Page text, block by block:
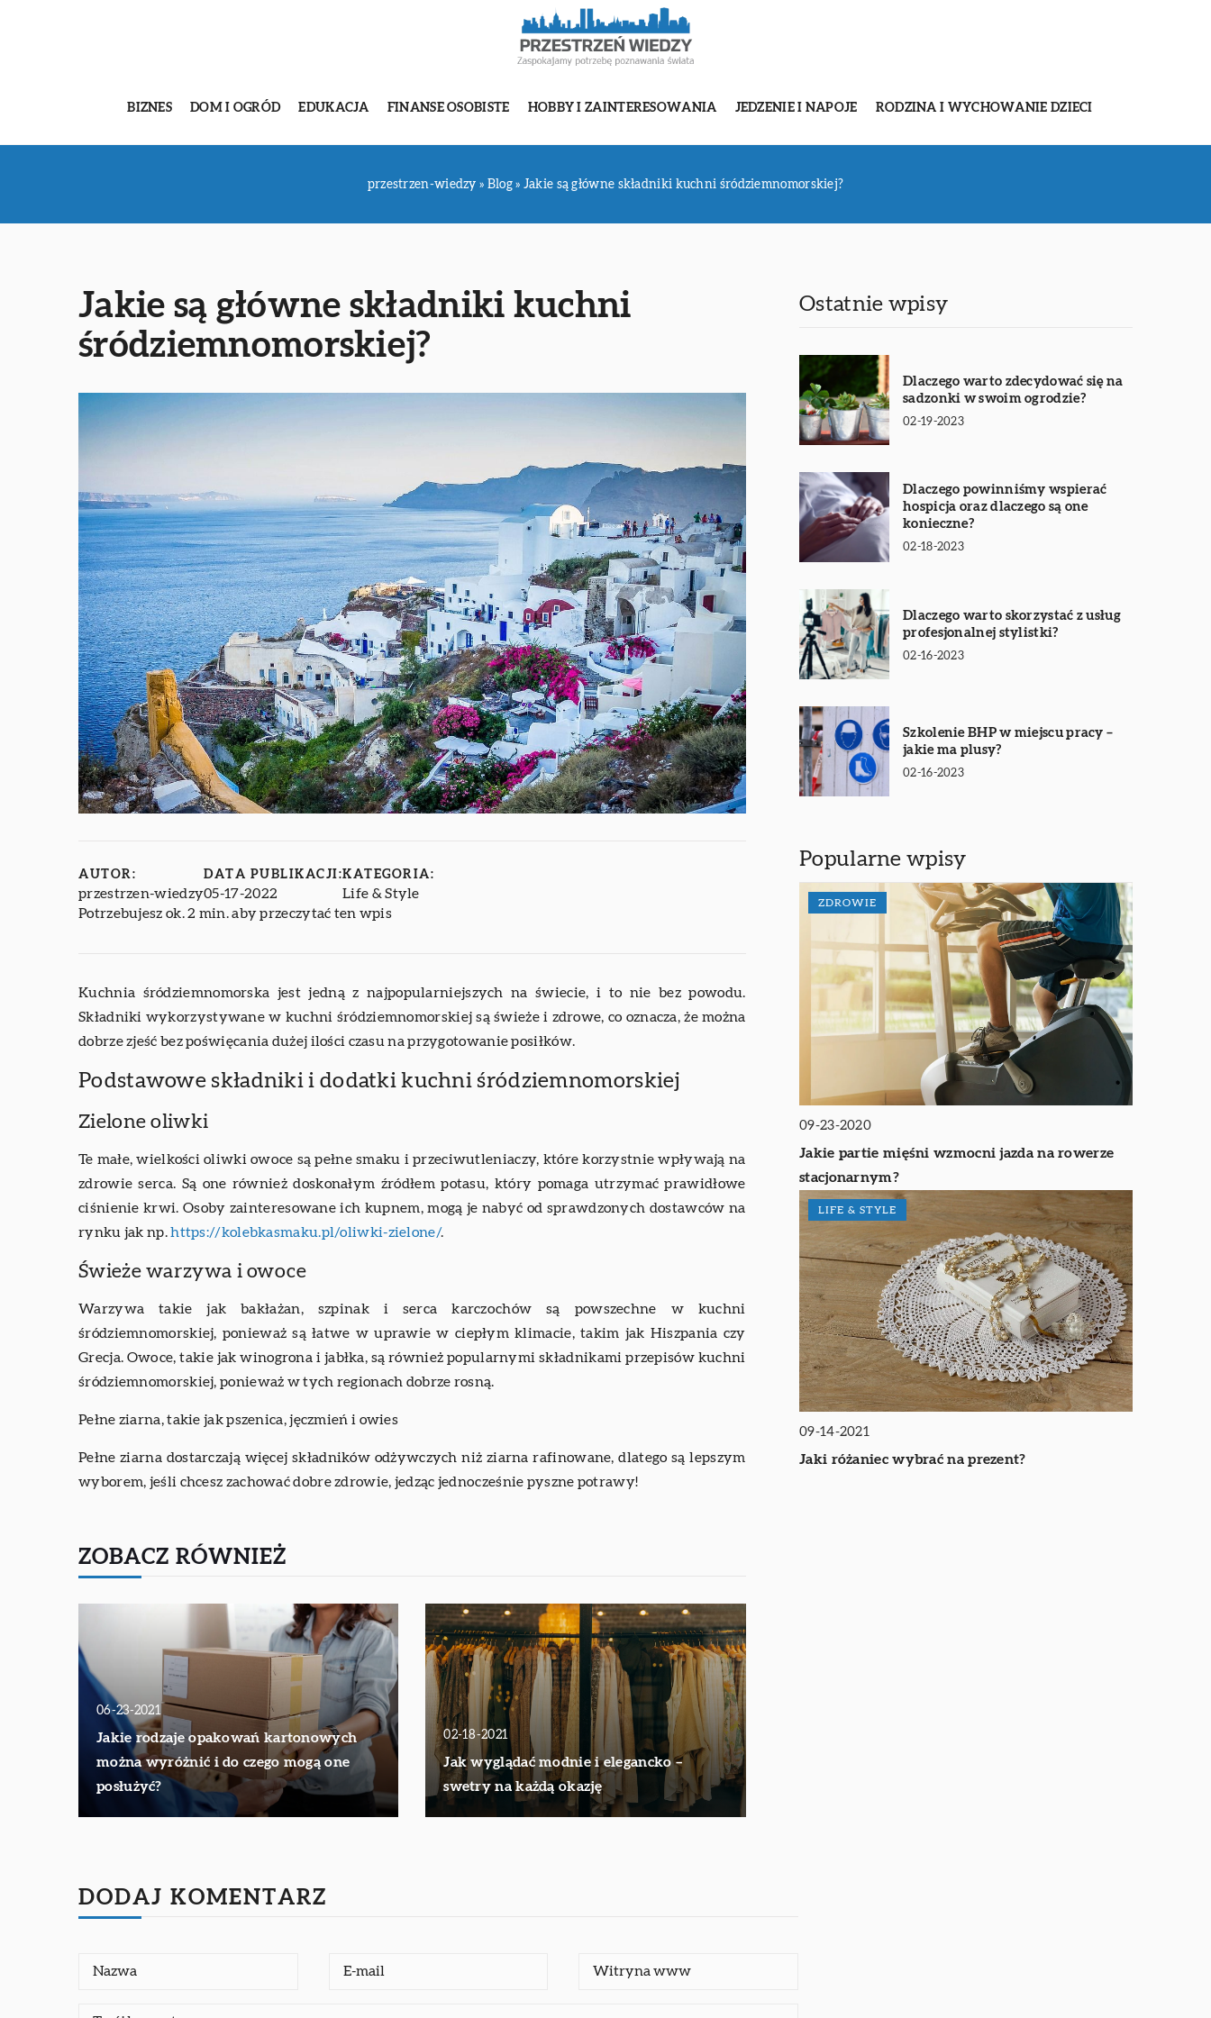
BIZNES DOM I OGRÓD EDUKACJA FINANSE OSOBISTE HOBBY I ZAINTERESOWANIA JEDZENIE I NAPOJE RODZINA I WYCHOWANIE DZIECI
przestrzen-wiedzy » Blog» Jakie są główne składniki kuchni śródziemnomorskiej?
Jakie są główne składniki kuchni
śródziemnomorskiej?
AUTOR:
przestrzen-wiedzy
DATA PUBLIKACJI:
05-17-2022
KATEGORIA:
Life & Style
Potrzebujesz ok. 2 min. aby przeczytać ten wpis
Kuchnia śródziemnomorska jest jedną z najpopularniejszych na świecie, i to nie bez powodu.
Składniki wykorzystywane w kuchni śródziemnomorskiej są świeże i zdrowe, co oznacza, że można
dobrze zjeść bez poświęcania dużej ilości czasu na przygotowanie posiłków.
Podstawowe składniki i dodatki kuchni śródziemnomorskiej
Zielone oliwki
Te małe, wielkości oliwki owoce są pełne smaku i przeciwutleniaczy, które korzystnie wpływają na
zdrowie serca. Są one również doskonałym źródłem potasu, który pomaga utrzymać prawidłowe
ciśnienie krwi. Osoby zainteresowane ich kupnem, mogą je nabyć od sprawdzonych dostawców na
rynku jak np.https://kolebkasmaku.pl/oliwki-zielone/.
Świeże warzywa i owoce
Warzywa takie jak bakłażan, szpinak i serca karczochów są powszechne w kuchni
śródziemnomorskiej, ponieważ są łatwe w uprawie w ciepłym klimacie, takim jak Hiszpania czy
Grecja. Owoce, takie jak winogrona i jabłka, są również popularnymi składnikami przepisów kuchni
śródziemnomorskiej, ponieważ w tych regionach dobrze rosną.
Pełne ziarna, takie jak pszenica, jęczmień i owies
Pełne ziarna dostarczają więcej składników odżywczych niż ziarna rafinowane, dlatego są lepszym
wyborem, jeśli chcesz zachować dobre zdrowie, jedząc jednocześnie pyszne potrawy!
ZOBACZ RÓWNIEŻ
06-23-2021
Jakie rodzaje opakowań kartonowych
można wyróżnić i do czego mogą one
posłużyć?
02-18-2021
Jak wyglądać modnie i elegancko –
swetry na każdą okazję
Ostatnie wpisy
Dlaczego warto zdecydować się na
sadzonki w swoim ogrodzie?
02-19-2023
Dlaczego powinniśmy wspierać
hospicja oraz dlaczego są one
konieczne?
02-18-2023
Dlaczego warto skorzystać z usług
profesjonalnej stylistki?
02-16-2023
Szkolenie BHP w miejscu pracy –
jakie ma plusy?
02-16-2023
Popularne wpisy
ZDROWIE
09-23-2020
Jakie partie mięśni wzmocni jazda na rowerze
stacjonarnym?
LIFE & STYLE
09-14-2021
Jaki różaniec wybrać na prezent?
DODAJ KOMENTARZ